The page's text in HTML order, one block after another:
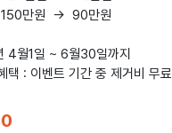
만원 -> 90만원
4월1일 ~ 6월30일까지
택 : 이벤트 기간 중 제거비 무료
0